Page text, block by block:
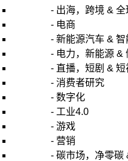
- 出海，跨境 & 全
- 电商
- 新能源汽车 & 智
- 电力，新能源 &
- 直播，短剧 & 短
- 消费者研究
- 数字化
- 工业4.0
- 游戏
- 营销
- 碳市场，净零碳 &